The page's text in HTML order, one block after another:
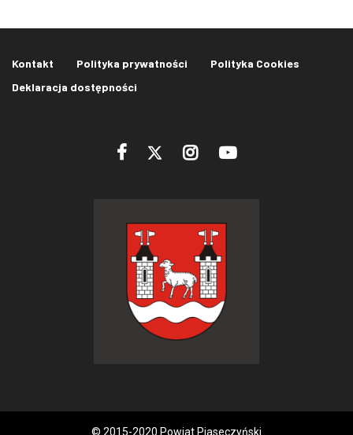
Kontakt Polityka prywatności
Polityka Cookies
Deklaracja dostępności
© 2015-2020 Powiat Piaseczyński